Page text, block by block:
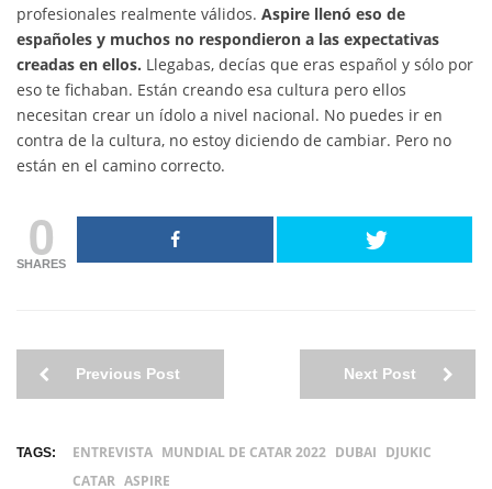
profesionales realmente válidos. Aspire llenó eso de
españoles y muchos no respondieron a las expectativas
creadas en ellos. Llegabas, decías que eras español y sólo por
eso te fichaban. Están creando esa cultura pero ellos
necesitan crear un ídolo a nivel nacional. No puedes ir en
contra de la cultura, no estoy diciendo de cambiar. Pero no
están en el camino correcto.
0
SHARES
Previous Post Next Post
TAGS: ENTREVISTA MUNDIAL DE CATAR 2022 DUBAI DJUKIC
CATAR ASPIRE